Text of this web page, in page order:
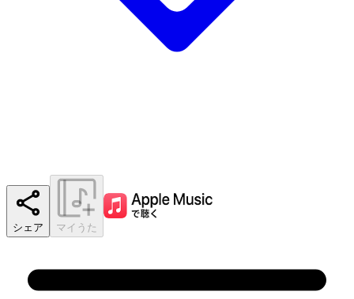
シェア マイうた